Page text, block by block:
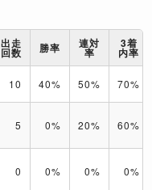
出走
回数 勝率 連対
率
3着
内率
10 40% 50% 70%
5 0% 20% 60%
0 0% 0% 0%